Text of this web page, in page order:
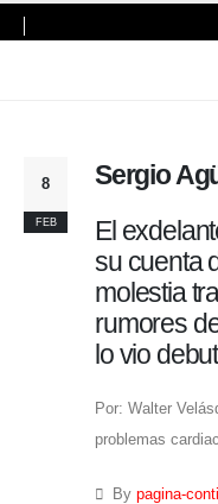
8
FEB
Sergio
El
su cuenta
molestia
rumores
lo vio
Por: Walter
problemas
By pagina-